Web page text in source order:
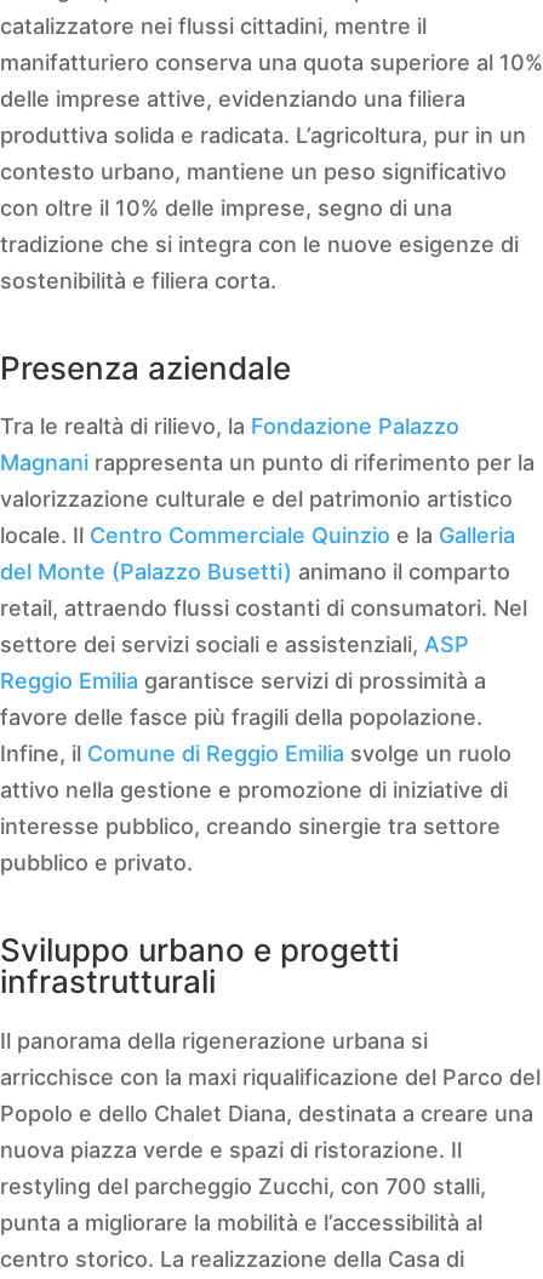
catalizzatore nei flussi cittadini, mentre il
manifatturiero conserva una quota superiore al 10%
delle imprese attive, evidenziando una filiera
produttiva solida e radicata. L’agricoltura, pur in un
contesto urbano, mantiene un peso significativo
con oltre il 10% delle imprese, segno di una
tradizione che si integra con le nuove esigenze di
sostenibilità e filiera corta.
Presenza aziendale
Tra le realtà di rilievo, la Fondazione Palazzo
Magnani rappresenta un punto di riferimento per la
valorizzazione culturale e del patrimonio artistico
locale. Il Centro Commerciale Quinzio e la Galleria
del Monte (Palazzo Busetti) animano il comparto
retail, attraendo flussi costanti di consumatori. Nel
settore dei servizi sociali e assistenziali, ASP
Reggio Emilia garantisce servizi di prossimità a
favore delle fasce più fragili della popolazione.
Infine, il Comune di Reggio Emilia svolge un ruolo
attivo nella gestione e promozione di iniziative di
interesse pubblico, creando sinergie tra settore
pubblico e privato.
Sviluppo urbano e progetti
infrastrutturali
Il panorama della rigenerazione urbana si
arricchisce con la maxi riqualificazione del Parco del
Popolo e dello Chalet Diana, destinata a creare una
nuova piazza verde e spazi di ristorazione. Il
restyling del parcheggio Zucchi, con 700 stalli,
punta a migliorare la mobilità e l’accessibilità al
centro storico. La realizzazione della Casa di